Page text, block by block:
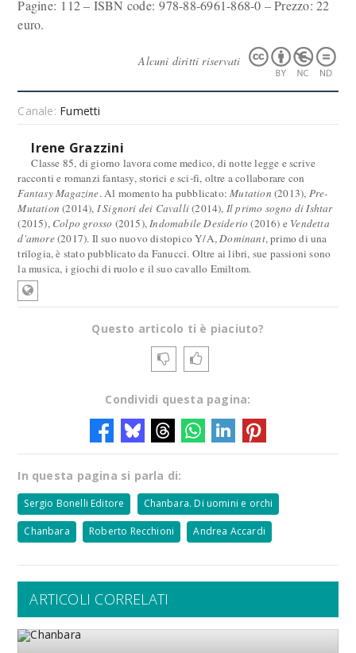
Pagine: 112 – ISBN code: 978-88-6961-868-0 – Prezzo: 22
euro.
Alcuni diritti riservati
Canale: Fumetti
Irene Grazzini
Classe 85, di giorno lavora come medico, di notte legge e scrive
racconti e romanzi fantasy, storici e sci-fi, oltre a collaborare con
Fantasy Magazine. Al momento ha pubblicato:Mutation (2013), Pre-
Mutation (2014), I Signori dei Cavalli(2014), Il primo sogno di Ishtar
(2015), Colpo grosso (2015),Indomabile Desiderio (2016) e Vendetta
d'amore(2017). Il suo nuovo distopico Y/A,Dominant, primo di una
trilogia, è stato pubblicato da Fanucci. Oltre ai libri, sue passioni sono
la musica, i giochi di ruolo e il suo cavallo Emiltom.
Questo articolo ti è piaciuto?
Condividi questa pagina:
In questa pagina si parla di:
Sergio Bonelli Editore Chanbara. Di uomini e orchi
Chanbara Roberto Recchioni Andrea Accardi
ARTICOLI CORRELATI